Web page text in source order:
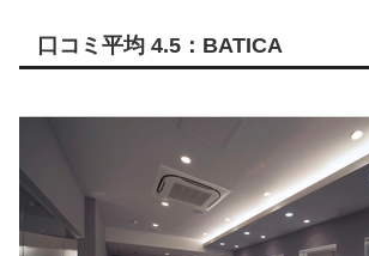
口コミ平均 4.5：BATICA